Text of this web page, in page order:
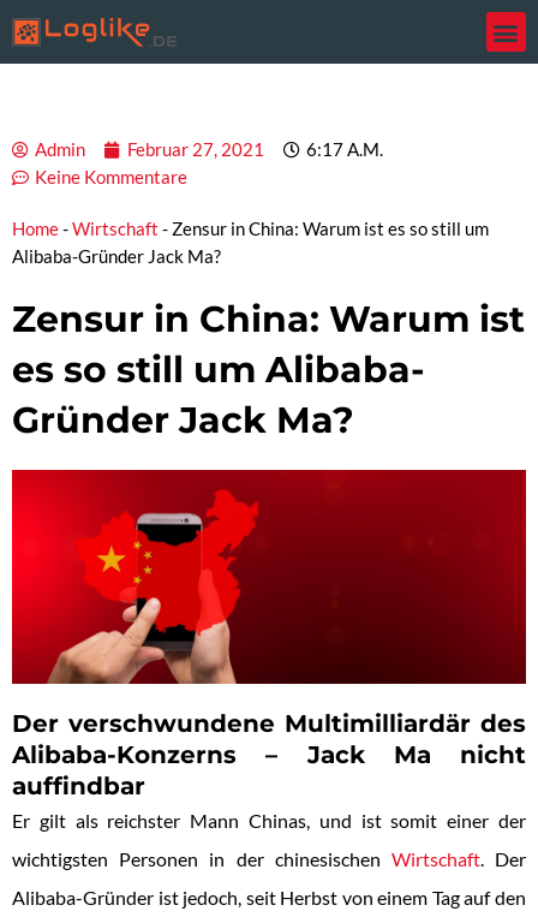
Inhalt
springen
Admin Februar 27, 2021
6:17 A.m.
Keine Kommentare
Home-Wirtschaft - Zensur in China: Warum ist es so still um
Alibaba-Gründer Jack Ma?
Zensur in China: Warum ist
es so still um Alibaba-
Gründer Jack Ma?
Der verschwundene Multimilliardär des
Alibaba-Konzerns – Jack Ma nicht
auffindbar
Er gilt als reichster Mann Chinas, und ist somit einer der
wichtigsten Personen in der chinesischen Wirtschaft. Der
Alibaba-Gründer ist jedoch, seit Herbst von einem Tag auf den